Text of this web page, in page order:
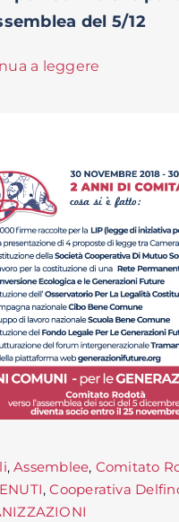
del 5/12
a leggere
,Assemblee, Comitato
,Cooperativa